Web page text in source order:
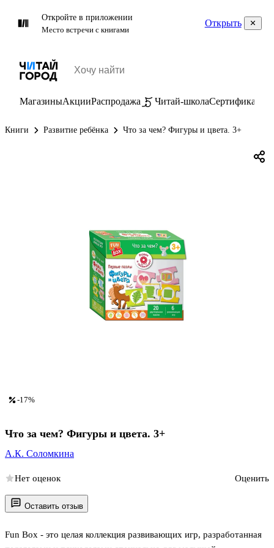
Откройте в приложении
Место встречи с книгами
Открыть
МагазиныАкцииРаспродажа Читай-школаСертификаты
Книги Развитие ребёнка Что за чем? Фигуры и цвета. 3+
Оставить отзыв
Fun Box - это целая коллекция развивающих игр, разработанная
-17%
Что за чем? Фигуры и цвета. 3+
А.К. Соломкина
Нет оценок Оценить